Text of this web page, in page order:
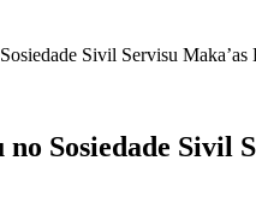
Sivil Servisu Maka’as
Sosiedade Sivil